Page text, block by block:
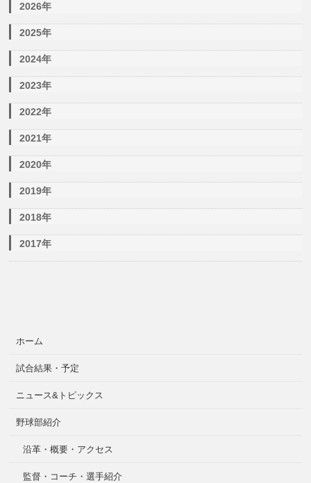
2026年
2025年
2024年
2023年
2022年
2021年
2020年
2019年
2018年
2017年
ホーム
試合結果・予定
ニュース&トピックス
野球部紹介
沿革・概要・アクセス
監督・コーチ・選手紹介